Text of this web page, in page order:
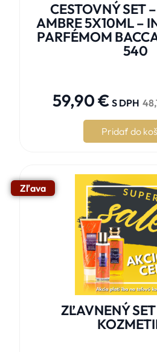
CESTOVNÝ SET
AMBRE 5X10ML –
PARFÉMOM
540
59,90€ S DPH
Pridať do
Zľava
ZĽAVNENÝ